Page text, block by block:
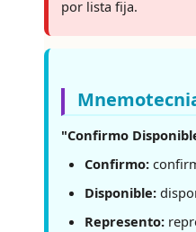
por lista fija.
"Confirmo
Confirmo:
Disponible:
Represento: